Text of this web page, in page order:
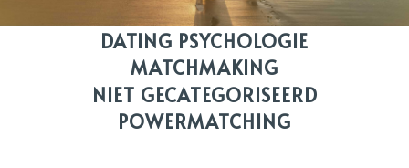
ALLES
DATING PSYCHOLOGIE
MATCHMAKING
NIET GECATEGORISEERD
POWERMATCHING